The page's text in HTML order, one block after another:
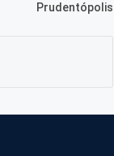
Prudentópolis